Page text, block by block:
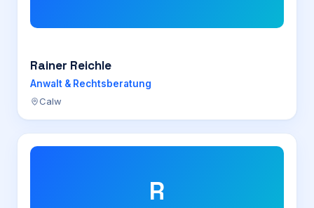
Rainer Reichle
Anwalt & Rechtsberatung
Calw
R